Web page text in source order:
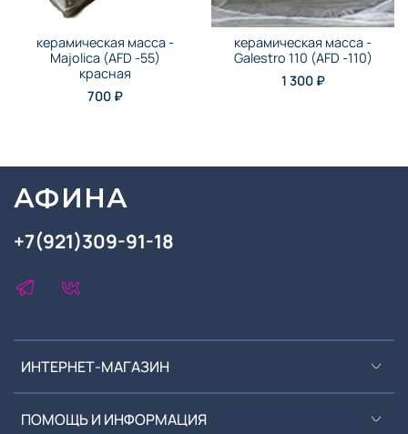
керамическая масса -
Majolica (AFD -55)
красная
700 ₽
керамическая масса -
Galestro 110 (AFD -110)
1 300 ₽
ИНТЕРНЕТ-МАГАЗИН
ПОМОЩЬ И ИНФОРМАЦИЯ
+7(921)309-91-18
АФИНА